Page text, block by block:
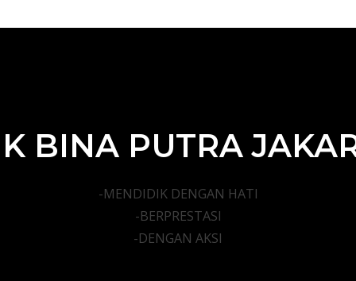
BINA PUTRA
-MENDIDIK DENGAN HATI
-BERPRESTASI
-DENGAN AKSI